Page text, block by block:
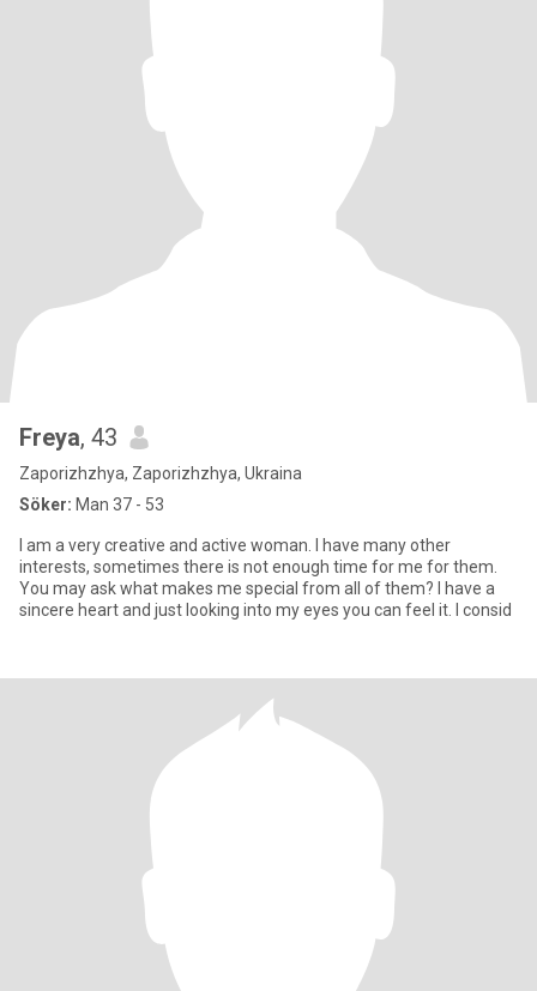
Freya, 43
Zaporizhzhya, Zaporizhzhya, Ukraina
Söker: Man 37 - 53
I am a very creative and active woman. I have many other
interests, sometimes there is not enough time for me for them.
You may ask what makes me special from all of them? I have a
sincere heart and just looking into my eyes you can feel it. I consid